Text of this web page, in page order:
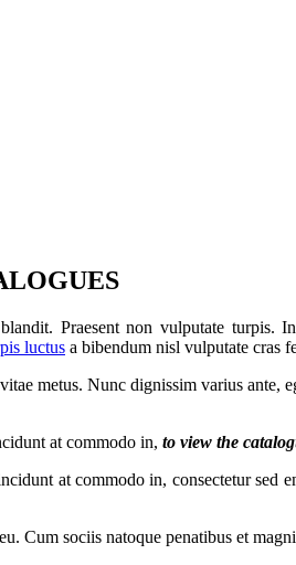
Praesent non vulputate turpis.
luctus a bibendum nisl vulputate cras
metus. Nunc dignissim varius ante,
at commodo in, to view the
at commodo in, consectetur sed
Cum sociis natoque penatibus et